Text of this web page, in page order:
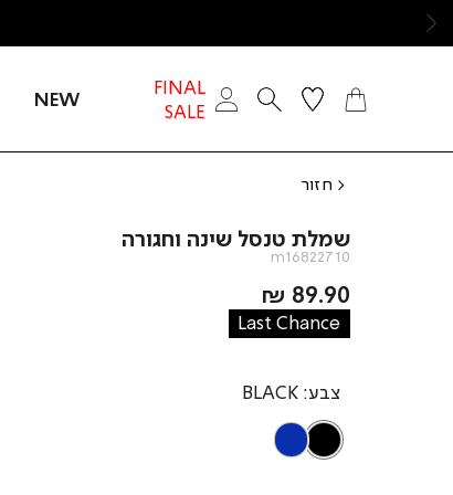
FINAL
SALE
NEW
חזור
שמלת טנסל שינה וחגורה
m16822710
מחיר
מוצר
89.90 ₪
Last Chance
צבע BLACK
BLACK
BLUE